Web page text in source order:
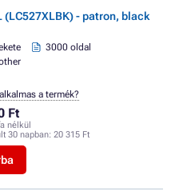
(LC527XLBK) - patron, black
3000 oldal
Ft
nélkül
30 napban: 20 315 Ft
a termék?